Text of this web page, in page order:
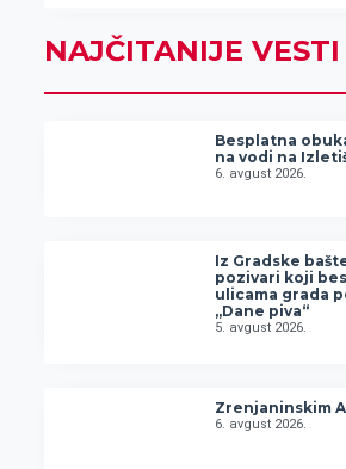
NAJČITANIJE VESTI
Besplatna
na vodi na
6. avgust 2026.
Iz Gradske
pozivari koji
ulicama grada
„Dane piva“
5. avgust 2026.
Zrenjaninskim
6. avgust 2026.